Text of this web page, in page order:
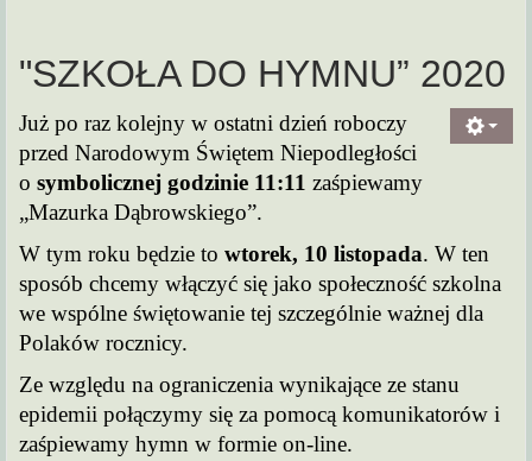
"SZKOŁA DO HYMNU” 2020
Już po raz kolejny w ostatni dzień roboczy
przed Narodowym Świętem Niepodległości
o symbolicznej godzinie 11:11 zaśpiewamy
„Mazurka Dąbrowskiego”.
W tym roku będzie to wtorek, 10 listopada. W ten
sposób chcemy włączyć się jako społeczność szkolna
we wspólne świętowanie tej szczególnie ważnej dla
Polaków rocznicy.
Ze względu na ograniczenia wynikające ze stanu
epidemii połączymy się za pomocą komunikatorów i
zaśpiewamy hymn w formie on-line.